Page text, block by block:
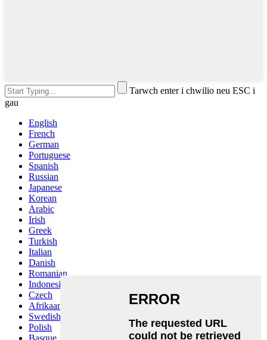
Tarwch enter i chwilio neu ESC i
gau
English
French
German
Portuguese
Spanish
Russian
Japanese
Korean
Arabic
Irish
Greek
Turkish
Italian
Danish
Romanian
Indonesian
Czech
Afrikaans
Swedish
Polish
Basque